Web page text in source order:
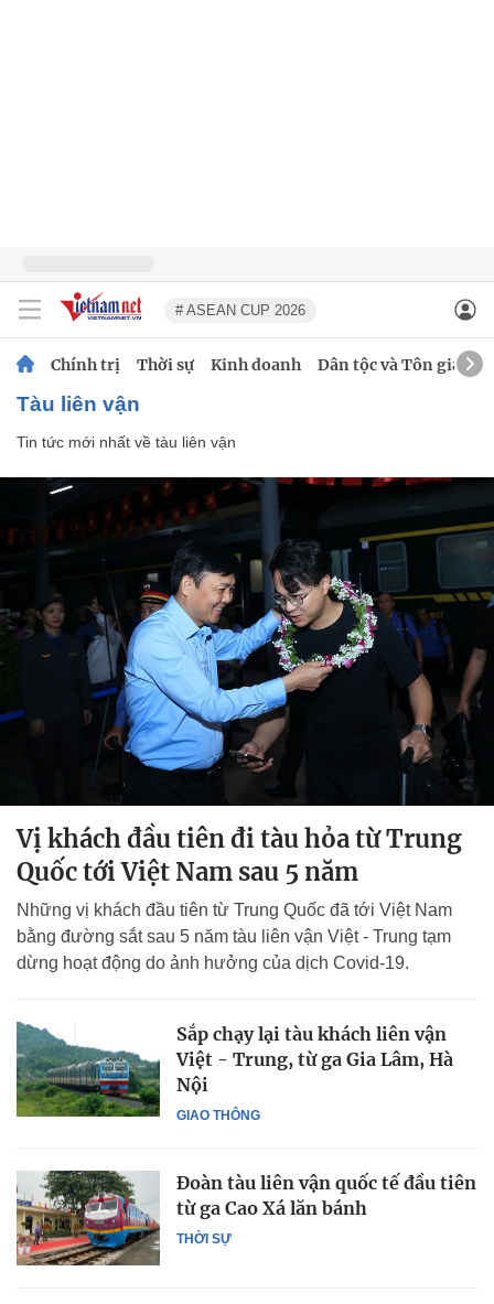
# ASEAN CUP 2026
Chính trị Thời sự Kinh doanh Dân tộc và Tôn giáo
tàu liên vận
Tin tức mới nhất về tàu liên vận
Vị khách đầu tiên đi tàu hỏa từ Trung
Quốc tới Việt Nam sau 5 năm
Những vị khách đầu tiên từ Trung Quốc đã tới Việt Nam
bằng đường sắt sau 5 năm tàu liên vận Việt - Trung tạm
dừng hoạt động do ảnh hưởng của dịch Covid-19.
GIAO THÔNG
Sắp chạy lại tàu khách liên vận
Việt - Trung, từ ga Gia Lâm, Hà
Nội
THỜI SỰ
Đoàn tàu liên vận quốc tế đầu tiên
từ ga Cao Xá lăn bánh